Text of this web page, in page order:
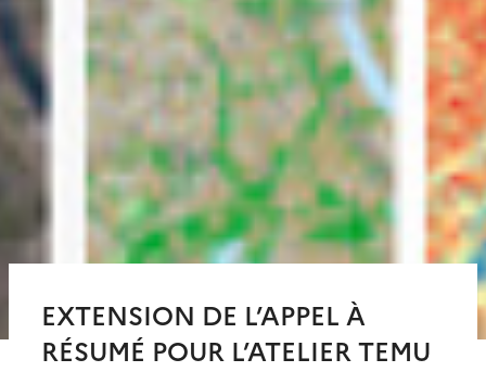
EXTENSION DE L’APPEL À
RÉSUMÉ POUR L’ATELIER TEMU